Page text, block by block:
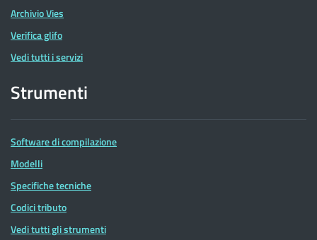
Archivio Vies
Verifica glifo
Vedi tutti i servizi
Strumenti
Software di compilazione
Modelli
Specifiche tecniche
Codici tributo
Vedi tutti gli strumenti